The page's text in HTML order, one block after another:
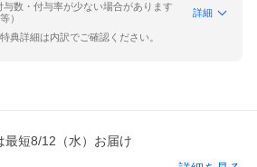
数・付与率が少ない場合があります
）
詳細
典詳細は内訳でご確認ください。
最短8/12（水）お届け